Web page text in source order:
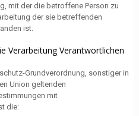
mit der die betroffene Person zu
der sie betreffenden
ist.
Verarbeitung Verantwortlichen
Grundverordnung, sonstiger in
Union geltenden
mit
die: